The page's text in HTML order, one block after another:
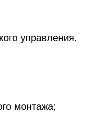
управления.
монтажа;